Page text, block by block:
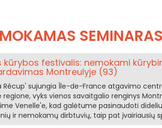
SEMINARAS
festivalis: nemokami
Montreulyje (93)
Récup' sujungia Île-de-France atgavimo
vyks vienos savaitgalio renginys
Venelle'e, kad galėtume pasinaudoti
ir nemokamų dirbtuvių, taip pat įvairiausių